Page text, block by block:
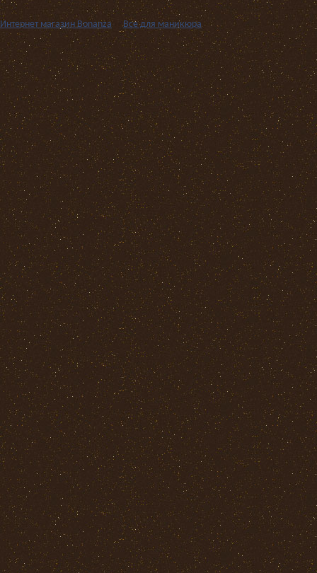
Интернет магазин Bonanza››Все для маникюра